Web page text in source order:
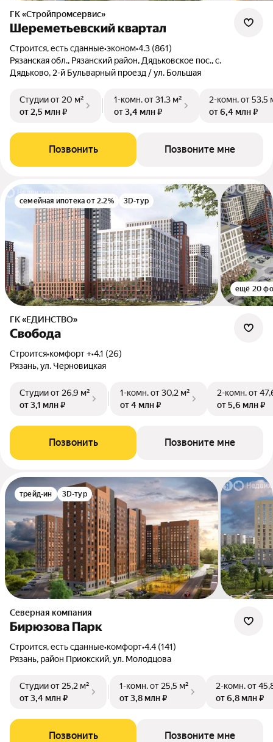
ГК «Стройпромсервис»
Шереметьевский квартал
Строится, есть сданные•эконом•4.3 (861)
Рязанская обл., Рязанский район, Дядьковское пос., с.
Дядьково, 2-й Бульварный проезд / ул. Большая
Студииот 20 м²
от 2,5 млн ₽
1-комн.от 31,3 м²
от 3,4 млн ₽
2-комн.от 53,5
от 6,4 млн ₽
Позвонить Позвоните мне
семейная ипотека от 2.2% 3D-тур
ещё 20
ГК «ЕДИНСТВО»
Свобода
Строится•комфорт +•4.1 (26)
Рязань, ул. Черновицкая
Студииот 26,9 м²
от 3,1 млн ₽
1-комн.от 30,2 м²
от 4 млн ₽
2-комн.от
от 5,6 млн ₽
Позвонить Позвоните мне
трейд-ин 3D-тур
Северная компания
Бирюзова Парк
Строится, есть сданные•комфорт•4.4 (141)
Рязань, район Приокский, ул. Молодцова
Студииот 25,2 м²
от 3,4 млн ₽
1-комн.от 25,5 м²
от 3,8 млн ₽
2-комн.от
от 6,8 млн ₽
Позвонить Позвоните мне